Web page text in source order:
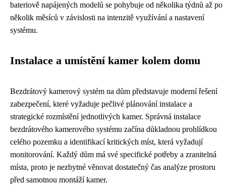
bateriově napájených modelů se pohybuje od několika týdnů až po
několik měsíců v závislosti na intenzitě využívání a nastavení
systému.
Instalace a umístění kamer kolem domu
Bezdrátový kamerový systém na dům představuje moderní řešení
zabezpečení, které vyžaduje pečlivé plánování instalace a
strategické rozmístění jednotlivých kamer. Správná instalace
bezdrátového kamerového systému začína důkladnou prohlídkou
celého pozemku a identifikací kritických míst, která vyžadují
monitorování. Každý dům má své specifické potřeby a zranitelná
místa, proto je nezbytné věnovat dostatečný čas analýze prostoru
před samotnou montáží kamer.